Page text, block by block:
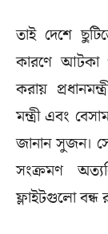
তাই দেশে
কারণে আটকা
করায়
মন্ত্রী এবং
জানান সুজন।
সংক্রমণ
ফ্লাইটগুলো বন্ধ